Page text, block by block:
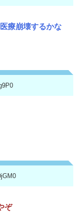
療崩壊するかな
ぞ